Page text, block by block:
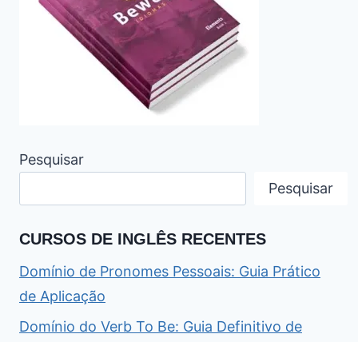
Pesquisar
Pesquisar
CURSOS DE INGLÊS RECENTES
Domínio de Pronomes Pessoais: Guia Prático
de Aplicação
Domínio do Verb To Be: Guia Definitivo de